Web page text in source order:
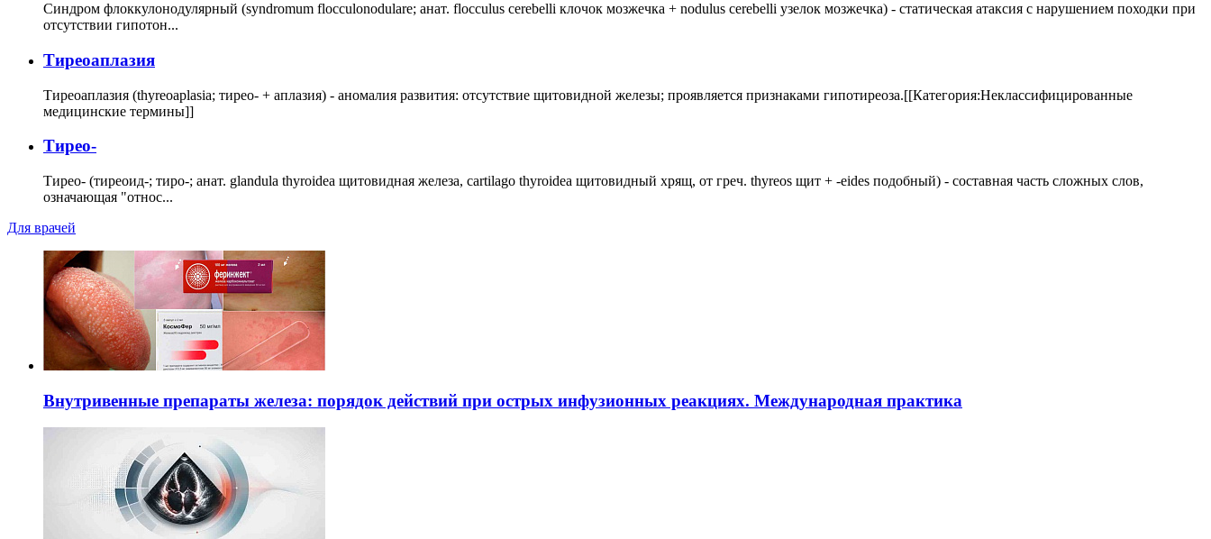
Синдром флоккулонодулярный (syndromum flocculonodulare; анат. flocculus cerebelli клочок мозжечка + nodulus cerebelli узелок мозжечка) - статическая атаксия с нарушением походки при
отсутствии гипотон...
Тиреоаплазия
Тиреоаплазия (thyreoaplasia; тирео- + аплазия) - аномалия развития: отсутствие щитовидной железы; проявляется признаками гипотиреоза.[[Категория:Неклассифицированные
медицинские термины]]
Тирео-
Тирео- (тиреоид-; тиро-; анат. glandula thyroidea щитовидная железа, cartilago thyroidea щитовидный хрящ, от греч. thyreos щит + -eides подобный) - составная часть сложных слов,
означающая "относ...
Для врачей
Внутривенные препараты железа: порядок действий при острых инфузионных реакциях. Международная практика